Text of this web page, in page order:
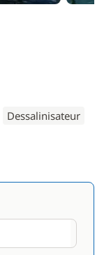
Dessalinisateur